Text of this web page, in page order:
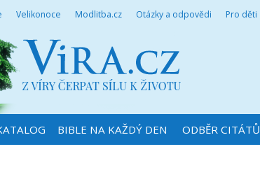
Velikonoce Modlitba.cz Otázky a odpovědi Pro děti
BIBLE NA KAŽDÝ DEN ODBĚR